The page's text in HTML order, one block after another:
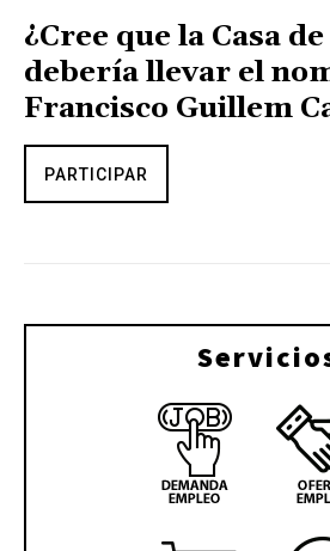
¿Cree que la Casa
debería llevar el
Francisco Guillem
PARTICIPAR